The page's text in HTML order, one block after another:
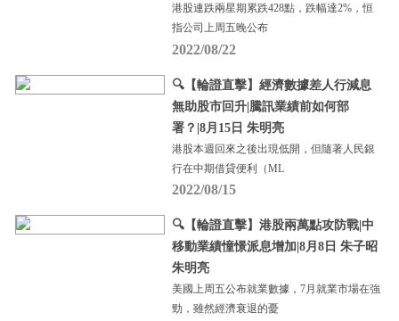
港股連跌兩星期累跌428點，跌幅達2%，恒
指公司上周五晚公布
2022/08/22
🔍【輪證直擊】經濟數據差人行減息
無助股市回升|騰訊業績前如何部
署？|8月15日 朱明亮
港股本週回來之後出現低開，但隨著人民銀
行在中期借貸便利（ML
2022/08/15
🔍【輪證直擊】港股兩萬點攻防戰|中
移動業績憧憬派息增加|8月8日 朱子昭
朱明亮
美國上周五公布就業數據，7月就業市場在強
勁，雖然經濟衰退的憂